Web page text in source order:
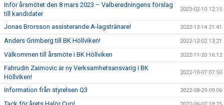
Inför årsmötet den 8 mars 2023 – Valberedningens förslag
till kandidater
2023-02-10 12:15
Jonas Brorsson assisterande A-lagstränare! 2022-12-14 21:41
Anders Grimberg till BK Höllviken! 2022-12-02 13:21
Välkommen till årsmöte i BK Höllviken 2022-11-20 16:12
Fahrudin Zaimovic är ny Verksamhetsansvarig i BK
Höllviken!
2022-10-07 07:50
Information från styrelsen Q3 2022-08-29 09:06